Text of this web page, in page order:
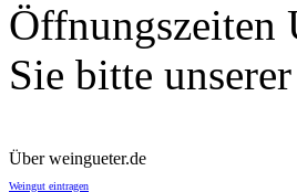
Öffnungszeiten
Sie bitte
Über weingueter.de
Weingut eintragen